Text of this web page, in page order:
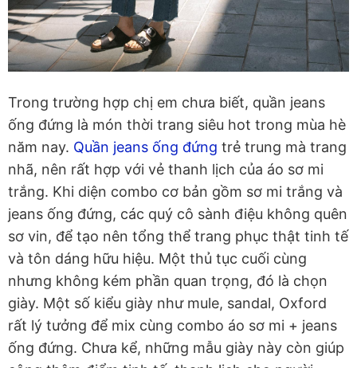
Trong trường hợp chị em chưa biết, quần jeans
ống đứng là món thời trang siêu hot trong mùa hè
năm nay. Quần jeans ống đứng trẻ trung mà trang
nhã, nên rất hợp với vẻ thanh lịch của áo sơ mi
trắng. Khi diện combo cơ bản gồm sơ mi trắng và
jeans ống đứng, các quý cô sành điệu không quên
sơ vin, để tạo nên tổng thể trang phục thật tinh tế
và tôn dáng hữu hiệu. Một thủ tục cuối cùng
nhưng không kém phần quan trọng, đó là chọn
giày. Một số kiểu giày như mule, sandal, Oxford
rất lý tưởng để mix cùng combo áo sơ mi + jeans
ống đứng. Chưa kể, những mẫu giày này còn giúp